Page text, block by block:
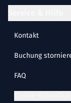
Kontakt
Buchung
FAQ